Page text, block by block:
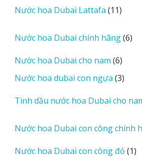
phẩm
Nước hoa Dubai Lattafa 1111
phẩm
Nước hoa Dubai chính hãng 66
Nước hoa Dubai cho nam 66
sản
phẩm
Nước hoa dubai con ngựa 33
Tinh dầu nước hoa Dubai cho
Nước hoa Dubai con công chính
Nước hoa Dubai con công đỏ 11